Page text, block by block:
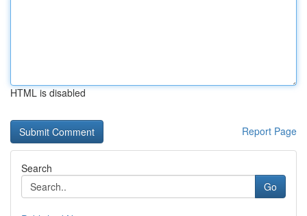
HTML is disabled
Report Page
Search
Go